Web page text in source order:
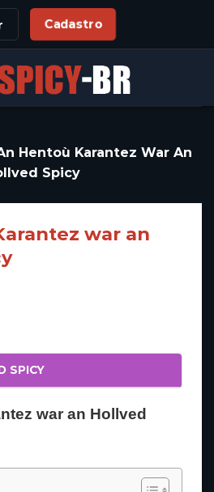
Cadastro
Hentoù Karantez War An
Spicy
war an
SPICY
war an Hollved